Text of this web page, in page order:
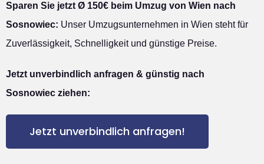
Sparen Sie jetzt Ø 150€ beim Umzug von Wien nach
Sosnowiec: Unser Umzugsunternehmen in Wien steht für
Zuverlässigkeit, Schnelligkeit und günstige Preise.
Jetzt unverbindlich anfragen & günstig nach
Sosnowiec ziehen:
Jetzt unverbindlich anfragen!